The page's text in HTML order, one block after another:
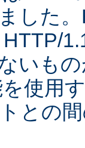
した
いも
使用
との